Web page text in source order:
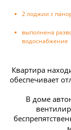
2 лоджии с
выполнена
водоснабжение
Квартира
обеспечивает
В доме